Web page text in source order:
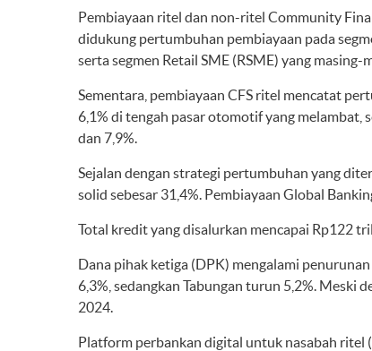
Pembiayaan ritel dan non-ritel Community
didukung pertumbuhan pembiayaan pada
serta segmen Retail SME (RSME) yang
Sementara, pembiayaan CFS ritel mencatat
6,1% di tengah pasar otomotif yang
dan 7,9%.
Sejalan dengan strategi pertumbuhan yang
solid sebesar 31,4%. Pembiayaan Global
Total kredit yang disalurkan mencapai Rp122
Dana pihak ketiga (DPK) mengalami
6,3%, sedangkan Tabungan turun 5,2%. Meski
2024.
Platform perbankan digital untuk nasabah ritel